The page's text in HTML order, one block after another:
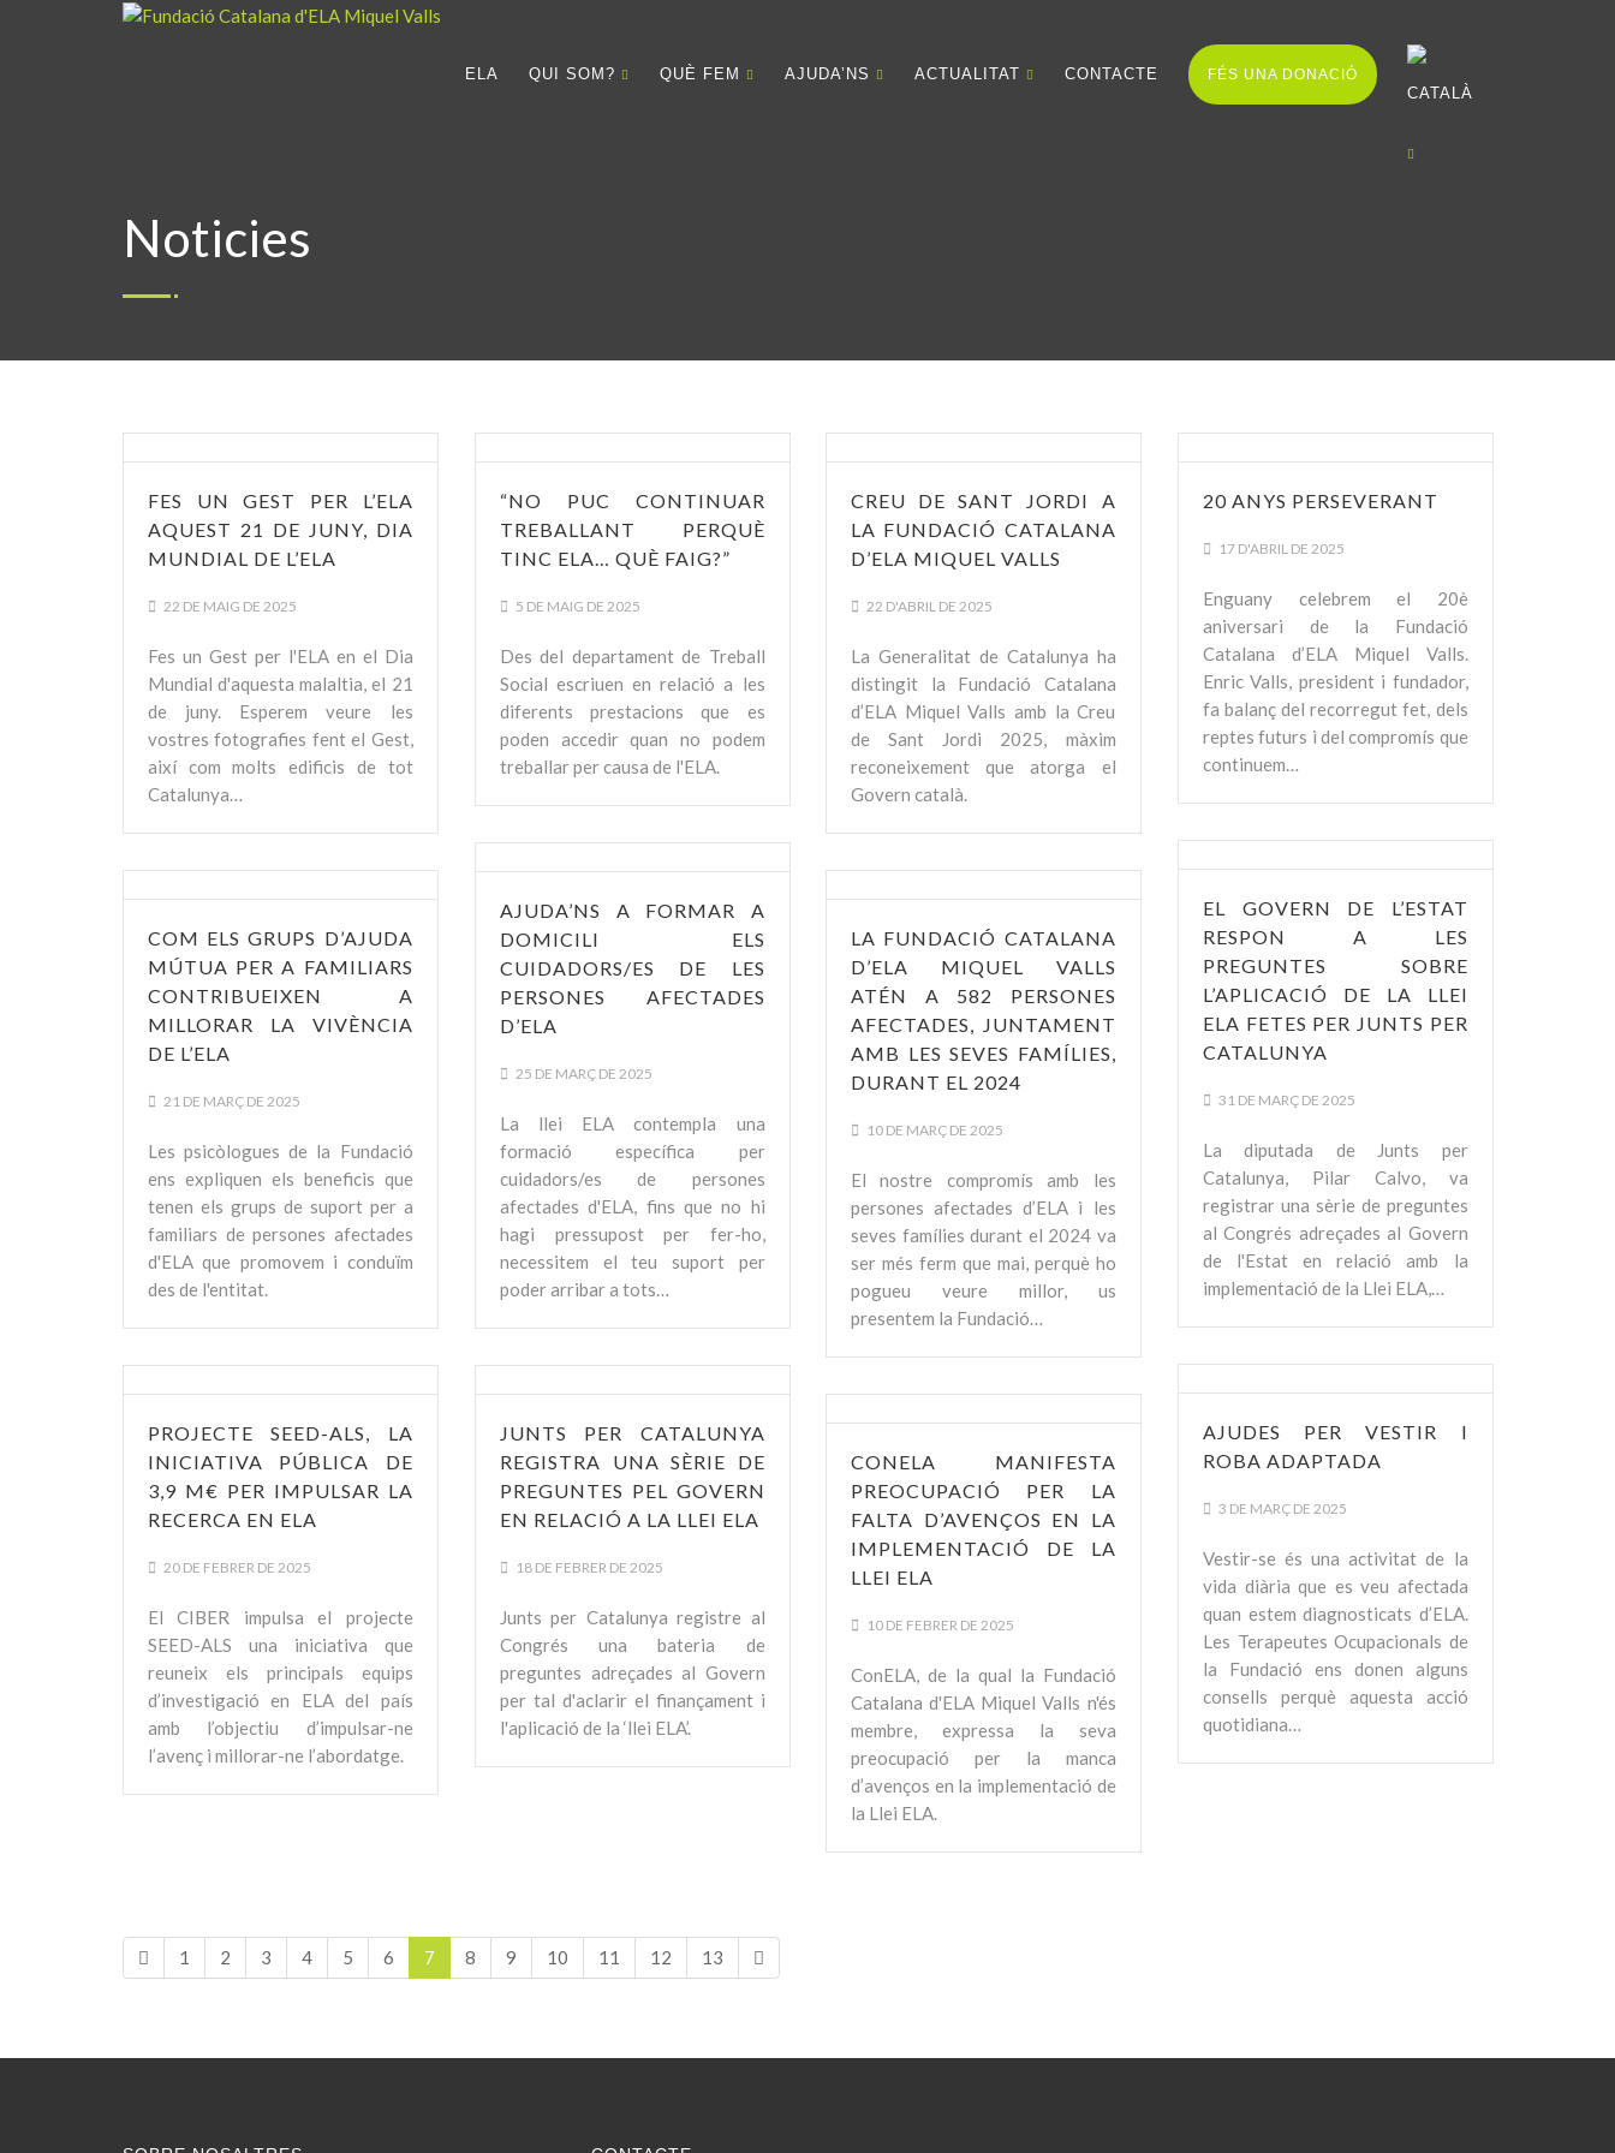
ELA QUI SOM? QUÈ FEM AJUDA’NS ACTUALITAT CONTACTE FÉS UNA DONACIÓ
Noticies
FES UN GEST PER L’ELA
AQUEST 21 DE JUNY, DIA
MUNDIAL DE L’ELA
22 DE MAIG DE 2025
Fes un Gest per l'ELA en el Dia
Mundial d'aquesta malaltia, el 21
de juny. Esperem veure les
vostres fotografies fent el Gest,
així com molts edificis de tot
Catalunya…
“NO PUC CONTINUAR
TREBALLANT PERQUÈ
TINC ELA… QUÈ FAIG?”
5 DE MAIG DE 2025
Des del departament de Treball
Social escriuen en relació a les
diferents prestacions que es
poden accedir quan no podem
treballar per causa de l'ELA.
CREU DE SANT JORDI A
LA FUNDACIÓ CATALANA
D’ELA MIQUEL VALLS
22 D'ABRIL DE 2025
La Generalitat de Catalunya ha
distingit la Fundació Catalana
d’ELA Miquel Valls amb la Creu
de Sant Jordi 2025, màxim
reconeixement que atorga el
Govern català.
20 ANYS PERSEVERANT
17 D'ABRIL DE 2025
Enguany celebrem el 20è
aniversari de la Fundació
Catalana d’ELA Miquel Valls.
Enric Valls, president i fundador,
fa balanç del recorregut fet, dels
reptes futurs i del compromís que
continuem…
EL GOVERN DE L’ESTAT
RESPON A LES
PREGUNTES SOBRE
L’APLICACIÓ DE LA LLEI
ELA FETES PER JUNTS PER
CATALUNYA
31 DE MARÇ DE 2025
La diputada de Junts per
Catalunya, Pilar Calvo, va
registrar una sèrie de preguntes
al Congrés adreçades al Govern
de l'Estat en relació amb la
implementació de la Llei ELA,…
AJUDA’NS A FORMAR A
DOMICILI ELS
CUIDADORS/ES DE LES
PERSONES AFECTADES
D’ELA
25 DE MARÇ DE 2025
La llei ELA contempla una
formació específica per
cuidadors/es de persones
afectades d'ELA, fins que no hi
hagi pressupost per fer-ho,
necessitem el teu suport per
poder arribar a tots…
COM ELS GRUPS D’AJUDA
MÚTUA PER A FAMILIARS
CONTRIBUEIXEN A
MILLORAR LA VIVÈNCIA
DE L’ELA
21 DE MARÇ DE 2025
Les psicòlogues de la Fundació
ens expliquen els beneficis que
tenen els grups de suport per a
familiars de persones afectades
d'ELA que promovem i conduïm
des de l'entitat.
LA FUNDACIÓ CATALANA
D’ELA MIQUEL VALLS
ATÉN A 582 PERSONES
AFECTADES, JUNTAMENT
AMB LES SEVES FAMÍLIES,
DURANT EL 2024
10 DE MARÇ DE 2025
El nostre compromís amb les
persones afectades d’ELA i les
seves famílies durant el 2024 va
ser més ferm que mai, perquè ho
pogueu veure millor, us
presentem la Fundació…
AJUDES PER VESTIR I
ROBA ADAPTADA
3 DE MARÇ DE 2025
Vestir-se és una activitat de la
vida diària que es veu afectada
quan estem diagnosticats d’ELA.
Les Terapeutes Ocupacionals de
la Fundació ens donen alguns
consells perquè aquesta acció
quotidiana…
PROJECTE SEED-ALS, LA
INICIATIVA PÚBLICA DE
3,9 M€ PER IMPULSAR LA
RECERCA EN ELA
20 DE FEBRER DE 2025
El CIBER impulsa el projecte
SEED-ALS una iniciativa que
reuneix els principals equips
d’investigació en ELA del país
amb l’objectiu d’impulsar-ne
l’avenç i millorar-ne l’abordatge.
JUNTS PER CATALUNYA
REGISTRA UNA SÈRIE DE
PREGUNTES PEL GOVERN
EN RELACIÓ A LA LLEI ELA
18 DE FEBRER DE 2025
Junts per Catalunya registre al
Congrés una bateria de
preguntes adreçades al Govern
per tal d'aclarir el finançament i
l'aplicació de la ‘llei ELA’.
CONELA MANIFESTA
PREOCUPACIÓ PER LA
FALTA D’AVENÇOS EN LA
IMPLEMENTACIÓ DE LA
LLEI ELA
10 DE FEBRER DE 2025
ConELA, de la qual la Fundació
Catalana d'ELA Miquel Valls n'és
membre, expressa la seva
preocupació per la manca
d’avenços en la implementació de
la Llei ELA.
1 2 3 4 5 6 7 8 9 10 11 12 13